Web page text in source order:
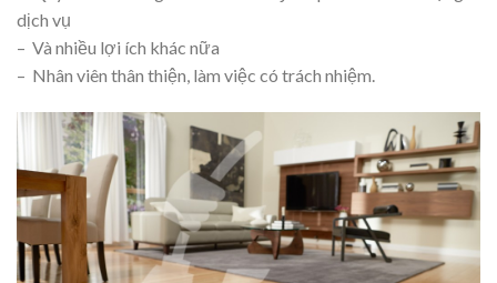
dịch vụ
– Và nhiều lợi ích khác nữa
– Nhân viên thân thiện, làm việc có trách nhiệm.